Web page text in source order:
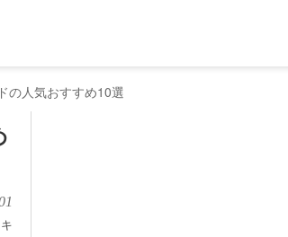
の人気おすすめ10選